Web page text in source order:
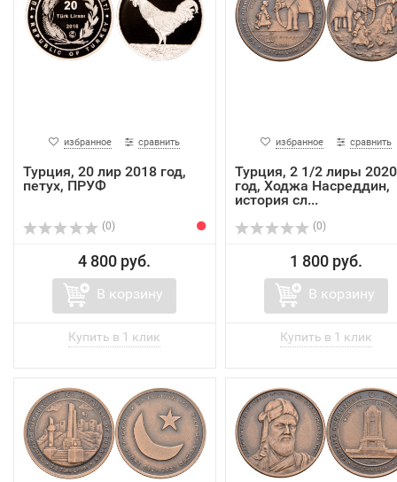
избранное сравнить
Турция, 20 лир 2018 год,
петух, ПРУФ
(0)
4 800 руб.
В корзину
избранное сравнить
Турция, 2 1/2 лиры 2020
год, Ходжа Насреддин,
история сл...
(0)
1 800 руб.
В корзину